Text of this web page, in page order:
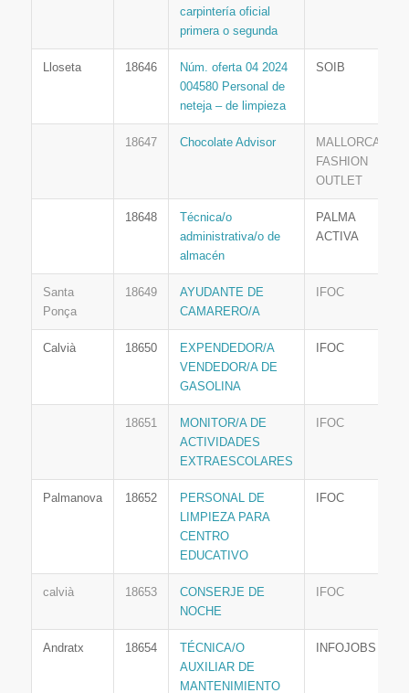
carpintería oficial
primera o segunda
Lloseta 18646
Núm. oferta 04 2024
004580 Personal de
neteja – de limpieza
SOIB
18647 Chocolate Advisor
MALLORCA
FASHION
OUTLET
18648
Técnica/o
administrativa/o de
almacén
PALMA
ACTIVA
Santa
Ponça
18649
AYUDANTE DE
CAMARERO/A
IFOC
Calvià 18650
EXPENDEDOR/A
VENDEDOR/A DE
GASOLINA
IFOC
18651
MONITOR/A DE
ACTIVIDADES
EXTRAESCOLARES
IFOC
Palmanova 18652
PERSONAL DE
LIMPIEZA PARA
CENTRO
EDUCATIVO
IFOC
calvià 18653
CONSERJE DE
NOCHE
IFOC
Andratx 18654
TÉCNICA/O
AUXILIAR DE
MANTENIMIENTO
INFOJOBS